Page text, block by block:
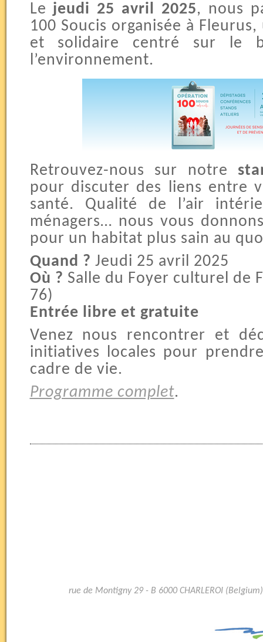
Le jeudi 25 avril 2025, nous
100 Soucis organisée à
et solidaire centré sur le
l’environnement.
Retrouvez-nous sur notre
pour discuter des liens entre
santé. Qualité de l’air
ménagers… nous vous
pour un habitat plus sain au
Quand ? Jeudi 25 avril 2025
Où ? Salle du Foyer culturel de
76)
Entrée libre et gratuite
Venez nous rencontrer et
initiatives locales pour
cadre de vie.
Programme complet.
rue de Montigny 29 - B 6000 CHARLEROI